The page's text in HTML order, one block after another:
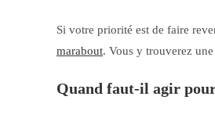
Si votre priorité est de faire
marabout. Vous y trouverez
Quand faut-il agir